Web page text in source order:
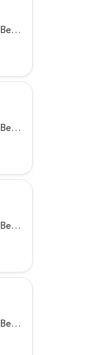
Beykoz
Beykoz
Beykoz
Beykoz